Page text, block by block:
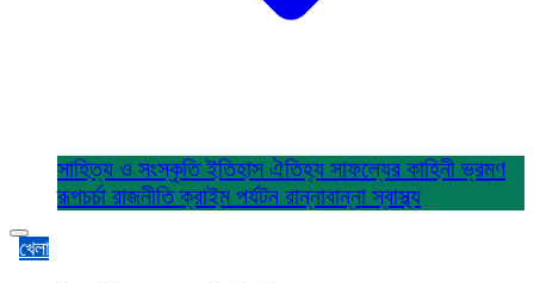
সাহিত্য ও সংস্কৃতিইতিহাস ঐতিহ্য সাফল্যের কাহিনীভ্রমণ
রূপচর্চা রাজনীতিক্রাইম পর্যটন রান্নাবান্নাস্বাস্থ্য
খেলা